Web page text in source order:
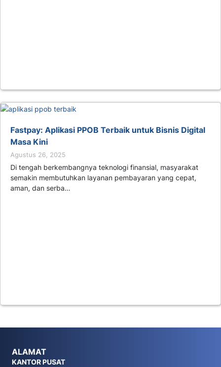
Fastpay: Aplikasi PPOB Terbaik untuk Bisnis Digital
Masa Kini
Agustus 26, 2025
Di tengah berkembangnya teknologi finansial, masyarakat
semakin membutuhkan layanan pembayaran yang cepat,
aman, dan serba…
ALAMAT
KANTOR PUSAT